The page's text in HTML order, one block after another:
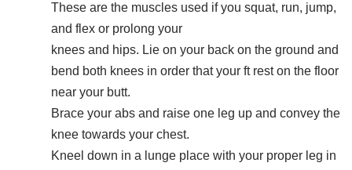
These are the muscles used if you squat, run, jump,
and flex or prolong your
knees and hips. Lie on your back on the ground and
bend both knees in order that your ft rest on the floor
near your butt.
Brace your abs and raise one leg up and convey the
knee towards your chest.
Kneel down in a lunge place with your proper leg in